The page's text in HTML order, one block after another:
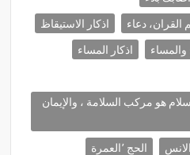
القران، دعاء
اذكار الاستيقاظ
والمساء
اذكار المساء
هو مركب السلامة ، والإيمان
الحج ٬العمرة